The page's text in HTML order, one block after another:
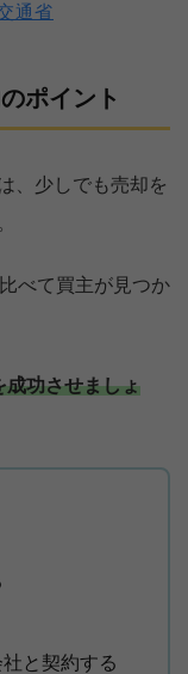
通省
ポイント
、少しでも売却を
べて買主が見つか
成功させましょ
と契約する